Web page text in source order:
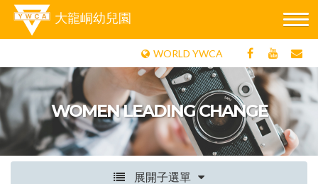
大龍峒幼兒園
WORLD YWCA
WOMEN LEADING CHANGE
展開子選單